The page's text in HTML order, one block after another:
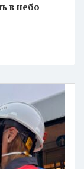
в небо